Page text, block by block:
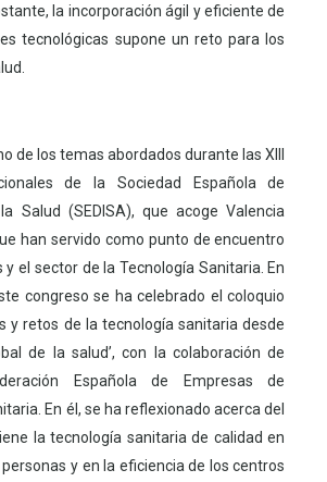
la incorporación ágil y eficiente de
tecnológicas supone un reto para los
de los temas abordados durante las XIII
de la Sociedad Española de
Salud (SEDISA), que acoge Valencia
han servido como punto de encuentro
el sector de la Tecnología Sanitaria. En
congreso se ha celebrado el coloquio
y retos de la tecnología sanitaria desde
de la salud’, con la colaboración de
Española de Empresas de
En él, se ha reflexionado acerca del
la tecnología sanitaria de calidad en
personas y en la eficiencia de los centros